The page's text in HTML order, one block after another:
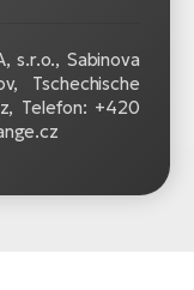
s.r.o., Sabinova
Tschechische
Telefon: +420